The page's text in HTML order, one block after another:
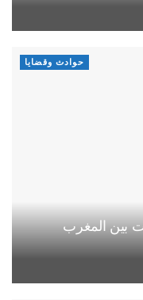
حوادث وقضايا
بين المغرب